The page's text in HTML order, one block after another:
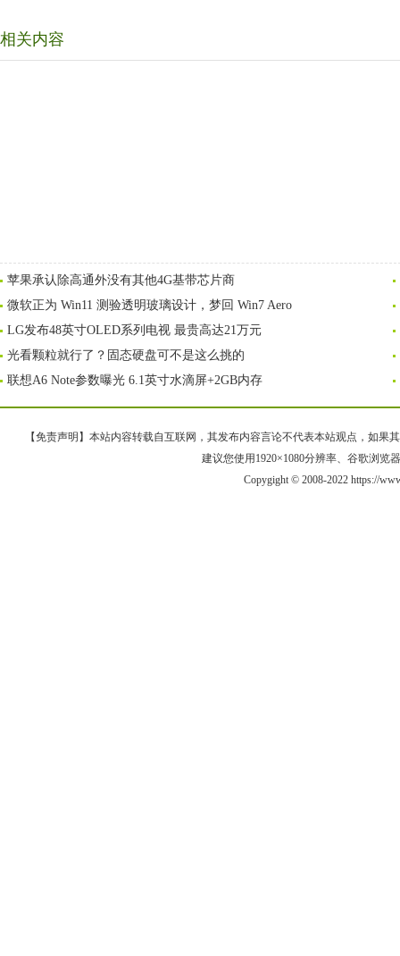
相关内容
苹果承认除高通外没有其他4G基带芯片商
微软正为 Win11 测验透明玻璃设计，梦回 Win7 Aero
LG发布48英寸OLED系列电视 最贵高达21万元
光看颗粒就行了？固态硬盘可不是这么挑的
联想A6 Note参数曝光 6.1英寸水滴屏+2GB内存
【免责声明】本站内容转载自互联网，其发布内容言论不代表本站观点，如果
建议您使用1920×1080分辨率、谷歌浏览
Copygight © 2008-2022 https://